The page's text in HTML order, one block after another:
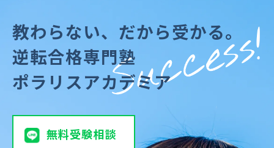
10. 本方針の変更について
本方針の内容は変更されることがありま
す。変更後の本方針については、当社が
別途定める場合を除いて、当サイトに掲
載した時から効力を生じるものとしま
す。
教わらない、だから受かる。
逆転合格専門塾
ポラリスアカデミア
無料受験相談